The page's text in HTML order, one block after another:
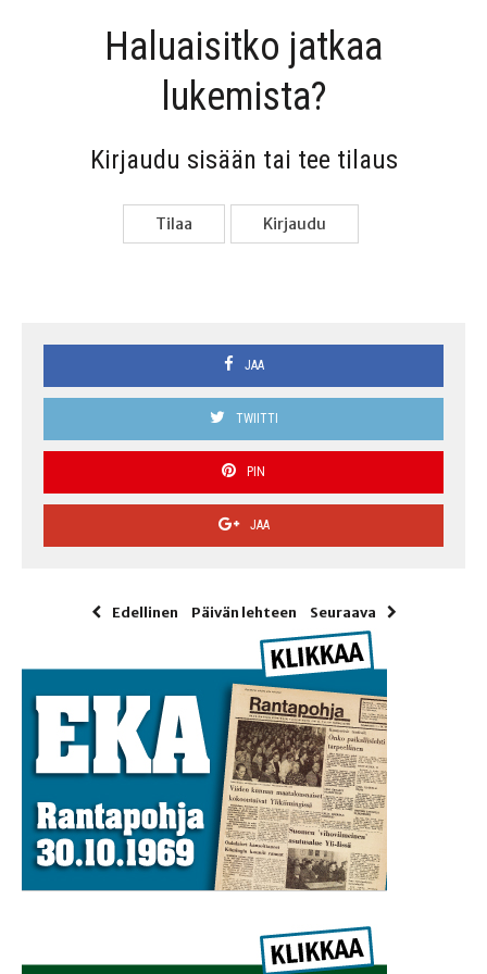
Haluai­sit­ko jat­kaa
lukemista?
Kir­jau­du sisään tai tee tilaus
Tilaa Kir­jau­du
JAA
TWIITTI
PIN
JAA
Edellinen Päivän lehteen Seuraava